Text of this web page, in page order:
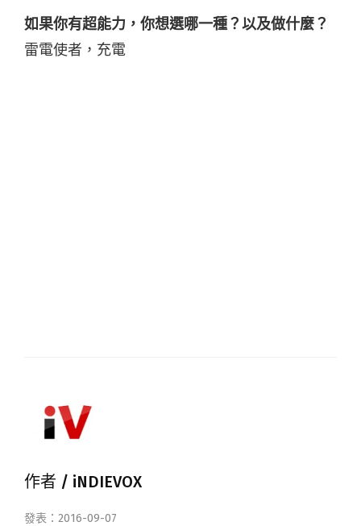
如果你有超能力，你想選哪一種？以及做什麼？
雷電使者，充電
作者 / iNDIEVOX
發表：2016-09-07